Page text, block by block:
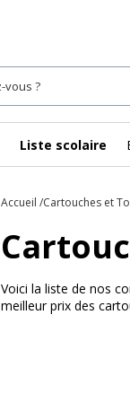
Liste scolaire
Accueil Cartouches et
Voici la liste de nos
meilleur prix des